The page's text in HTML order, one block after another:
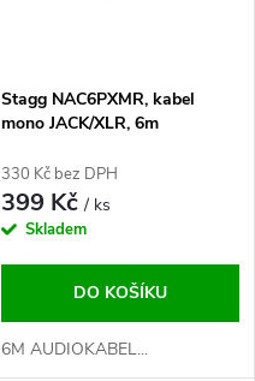
Stagg NAC6PXMR, kabel
mono JACK/XLR, 6m
330 Kč bez DPH
399 Kč/ ks
Skladem
DO KOŠÍKU
6M AUDIOKABEL...